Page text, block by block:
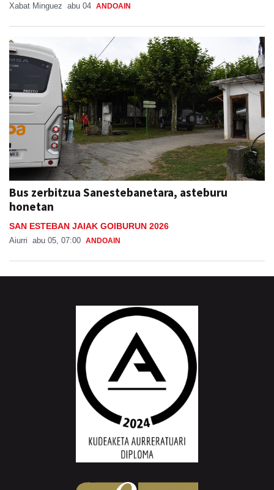
Xabat Minguez abu 04 ANDOAIN
Bus zerbitzua Sanestebanetara, asteburu
honetan
SAN ESTEBAN JAIAK GOIBURUN 2026
Aiurri abu 05, 07:00 ANDOAIN